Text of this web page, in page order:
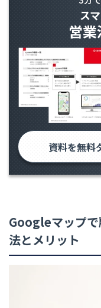
ス
営
資料を無料
Googleマップで
法とメリット